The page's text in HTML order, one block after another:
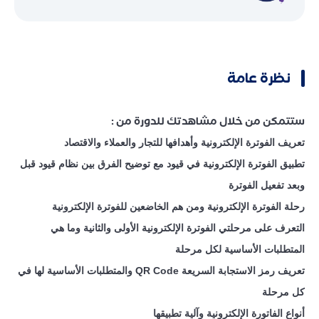
نظرة عامة
ستتمكن من خلال مشاهدتك للدورة من :
تعريف الفوترة الإلكترونية وأهدافها للتجار والعملاء والاقتصاد
تطبيق الفوترة الإلكترونية في قيود مع توضيح الفرق بين نظام قيود قبل
وبعد تفعيل الفوترة
رحلة الفوترة الإلكترونية ومن هم الخاضعين للفوترة الإلكترونية
التعرف على مرحلتي الفوترة الإلكترونية الأولى والثانية وما هي
المتطلبات الأساسية لكل مرحلة
تعريف رمز الاستجابة السريعة QR Code والمتطلبات الأساسية لها في
كل مرحلة
أنواع الفاتورة الإلكترونية وآلية تطبيقها